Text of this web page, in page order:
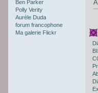
Ben Parker
Polly Verity
Aurèle Duda
forum francophone
Ma galerie Flickr